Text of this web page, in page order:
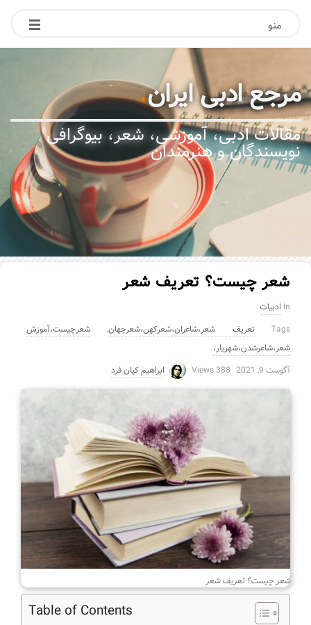
منو
مرجع ادبی ایران.
مقالات ادبی، آموزشی، شعر، بیوگرافی
نویسندگان و هنرمندان
شعر چیست؟ تعریف شعر
In ادبیات
Tags
تعریف شعر،شاعران،شعرکهن،شعرجهان, شعرچیست،آموزش
شعر،شاعرشدن،شهریار،
آگوست 9, 2021
388 Views ابراهیم کیان فرد
شعر چیست؟ تعریف شعر
Table of Contents